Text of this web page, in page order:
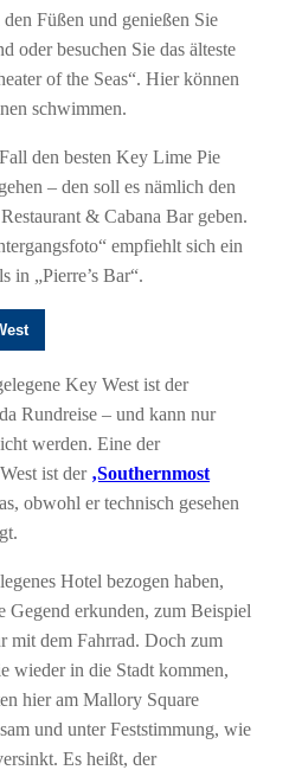
Füßen und genießen Sie
oder besuchen Sie das älteste
of the Seas“. Hier können
schwimmen.
den besten Key Lime Pie
– den soll es nämlich den
& Cabana Bar geben.
empfiehlt sich ein
in „Pierre’s Bar“.
Key West ist der
Rundreise – und kann nur
werden. Eine der
ist der ‚Southernmost
obwohl er technisch gesehen
Hotel bezogen haben,
Gegend erkunden, zum Beispiel
mit dem Fahrrad. Doch zum
wieder in die Stadt kommen,
hier am Mallory Square
und unter Feststimmung, wie
Es heißt, der